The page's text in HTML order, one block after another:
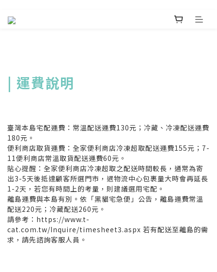
| 運費說明
臺灣本島宅配運費：常溫配送運費130元；冷藏、冷凍配送運費
180元。
便利商店取貨運費：全家便利商店冷凍超取配送運費155元；7-
11便利商店常溫取貨配送運費60元。
貼心提醒：全家便利商店冷凍超取之配送時間較長，通常為寄
出3-5天後抵達顧客所選門市，遇物流中心包裹量大時會再延長
1-2天，若您有時間上的考量，則建議選用宅配。
離島運費與本島有別。依「黑貓宅急便」公告，離島運費常溫
配送220元；冷藏配送260元。
請參考：https://www.t-
cat.com.tw/Inquire/timesheet3.aspx 若有配送至離島的需
求，請先諮詢客服人員。